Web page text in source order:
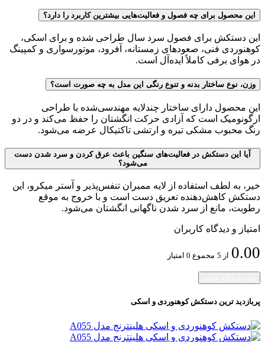
این محصول برای چه فصول و فعالیت‌هایی بیشترین کاربرد را دارد؟
این دستکش برای فصول سرد سال طراحی شده و برای اسکی،
کوهنوردی فنی، صعودهای زمستانه، آفرود، موتورسواری و کمپینگ
در هوای برفی کاملاً ایده‌آل است.
وزن، نوع ساختار بدنه و تنوع رنگی این مدل به چه صورت است؟
این محصول دارای ساختار چندلایه مهندسی‌شده با طراحی
ارگونومیک است که آزادی حرکت انگشتان را حفظ می‌کند و در دو
رنگ محبوب مشکی تیره و ارتشی تاکتیکال عرضه می‌شود.
آیا این دستکش در فعالیت‌های سنگین باعث عرق کردن و سرد شدن دست
می‌شود؟
خیر، به لطف استفاده از لایه ممبران تنفس‌پذیر و آستر میکرو، این
دستکش کاهش‌دهنده تعریق دست است و با خروج به موقع
رطوبت، مانع از سرد شدن ناگهانی انگشتان می‌شود.
امتیاز و دیدگاه کاربران
0.00 از 5 مجموع 0 امتیاز
پربازدید ترین دستکش کوهنوردی و اسکی